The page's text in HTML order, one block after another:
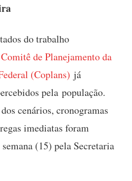
do trabalho
Comitê de Planejamento da
(Coplans) já
pela população.
cenários, cronogramas
imediatas foram
semana (15) pela Secretaria